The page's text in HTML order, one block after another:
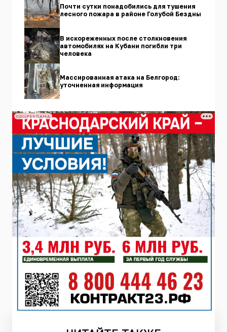
Почти сутки понадобились для тушения
лесного пожара в районе Голубой Бездны
В искореженных после столкновения
автомобилях на Кубани погибли три
человека
Массированная атака на Белгород:
уточненная информация
СОЦРЕКЛАМА